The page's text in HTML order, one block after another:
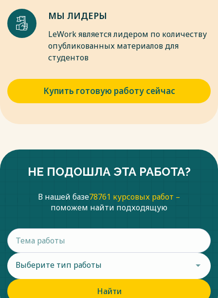
Развитие вычислительных навыков происходит в процессе
обучения и является частью учебной и познавательной
деятельности. В зависимости от уровня овладения
навыками вычислений можно выделить следующие
качества: правильность, рациональность, осознанность,
обобщенность, прочность и автоматизм.
МЫ ЛИДЕРЫ
LeWork является лидером по количеству
опубликованных материалов для
студентов
Купить готовую работу сейчас
НЕ ПОДОШЛА ЭТА РАБОТА?
В нашей базе78761 курсовых работ –
поможем найти подходящую
Выберите тип работы
Найти